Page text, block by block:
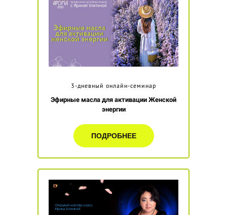
3-дневный онлайн-семинар
Эфирные масла для активации Женской
энергии
ПОДРОБНЕЕ